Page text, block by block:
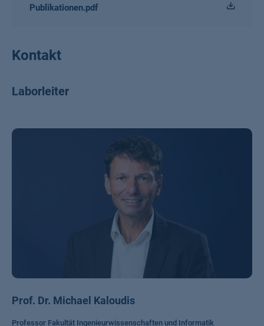
Publikationen.pdf
Kontakt
Laborleiter
Prof. Dr. Michael Kaloudis
Professor Fakultät Ingenieurwissenschaften und Informatik